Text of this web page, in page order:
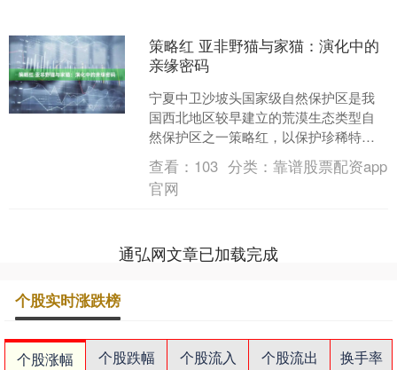
策略红 亚非野猫与家猫：演化中的
亲缘密码
宁夏中卫沙坡头国家级自然保护区是我
国西北地区较早建立的荒漠生态类型自
然保护区之一策略红，以保护珍稀特有
的沙地动植物资源为主要目标。近期，
保护区内出现了国家二级保....
查看： 103 分类：靠谱股票配资app
官网
通弘网文章已加载完成
个股实时涨跌榜
个股涨幅 个股跌幅 个股流入 个股流出
换手率